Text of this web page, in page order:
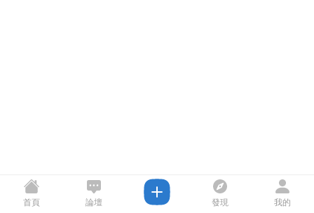
首頁 論壇 發現 我的